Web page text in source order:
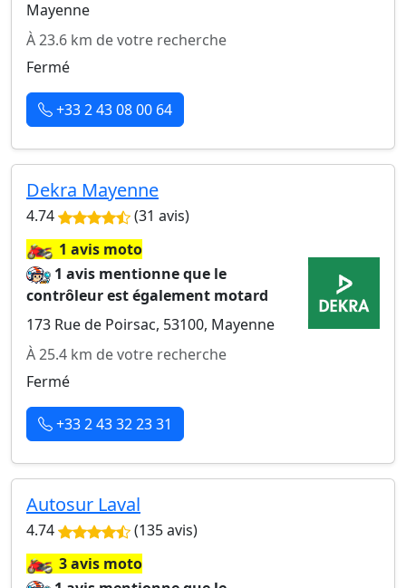
Mayenne
À 23.6 km de votre recherche
Fermé
+33 2 43 08 00 64
Dekra Mayenne
4.74 (31 avis)
🏍️1 avis moto
1 avis mentionne que le
contrôleur est également motard
173 Rue de Poirsac, 53100, Mayenne
À 25.4 km de votre recherche
Fermé
+33 2 43 32 23 31
Autosur Laval
4.74 (135 avis)
🏍️3 avis moto